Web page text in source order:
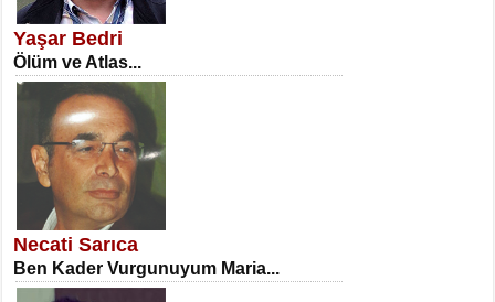
Erkenlik...
NECLA DİLEK ARSLAN
Öğretmenler Günü Mahkemesi...
Yaşar Bedri
Ölüm ve Atlas...
Necati Sarıca
Ben Kader Vurgunuyum Maria...